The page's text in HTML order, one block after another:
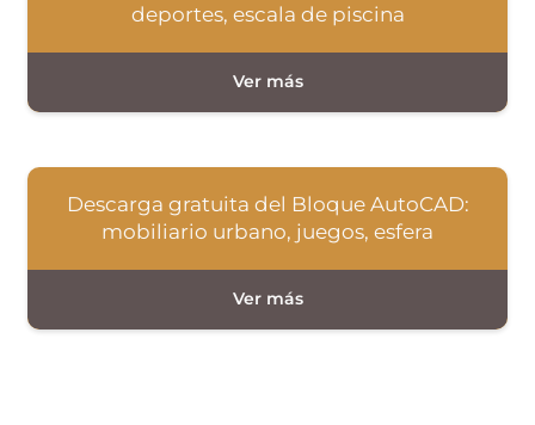
deportes, escala de piscina
Descarga gratuita del Bloque AutoCAD:
mobiliario urbano, juegos, esfera